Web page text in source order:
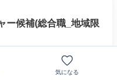
ー候補(総合職_地域限
／年間休日120日以上
気になる